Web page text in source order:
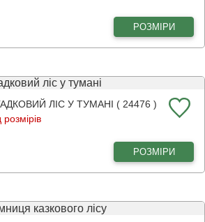
РОЗМІРИ
ЛІС У ТУМАНІ ( 24476 )
розмірів
РОЗМІРИ